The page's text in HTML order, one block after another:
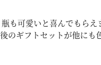
も可愛いと喜んでもらえ
のギフトセットが他にも